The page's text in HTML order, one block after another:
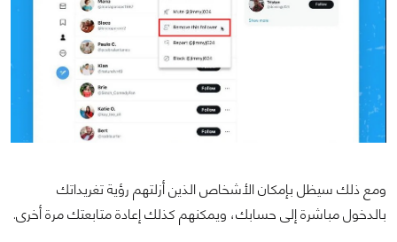
ومع ذلك سيظل بإمكان الأشخاص الذين أزلتهم رؤية تغريداتك
بالدخول مباشرة إلى حسابك، ويمكنهم كذلك إعادة متابعتك مرة أخرى.